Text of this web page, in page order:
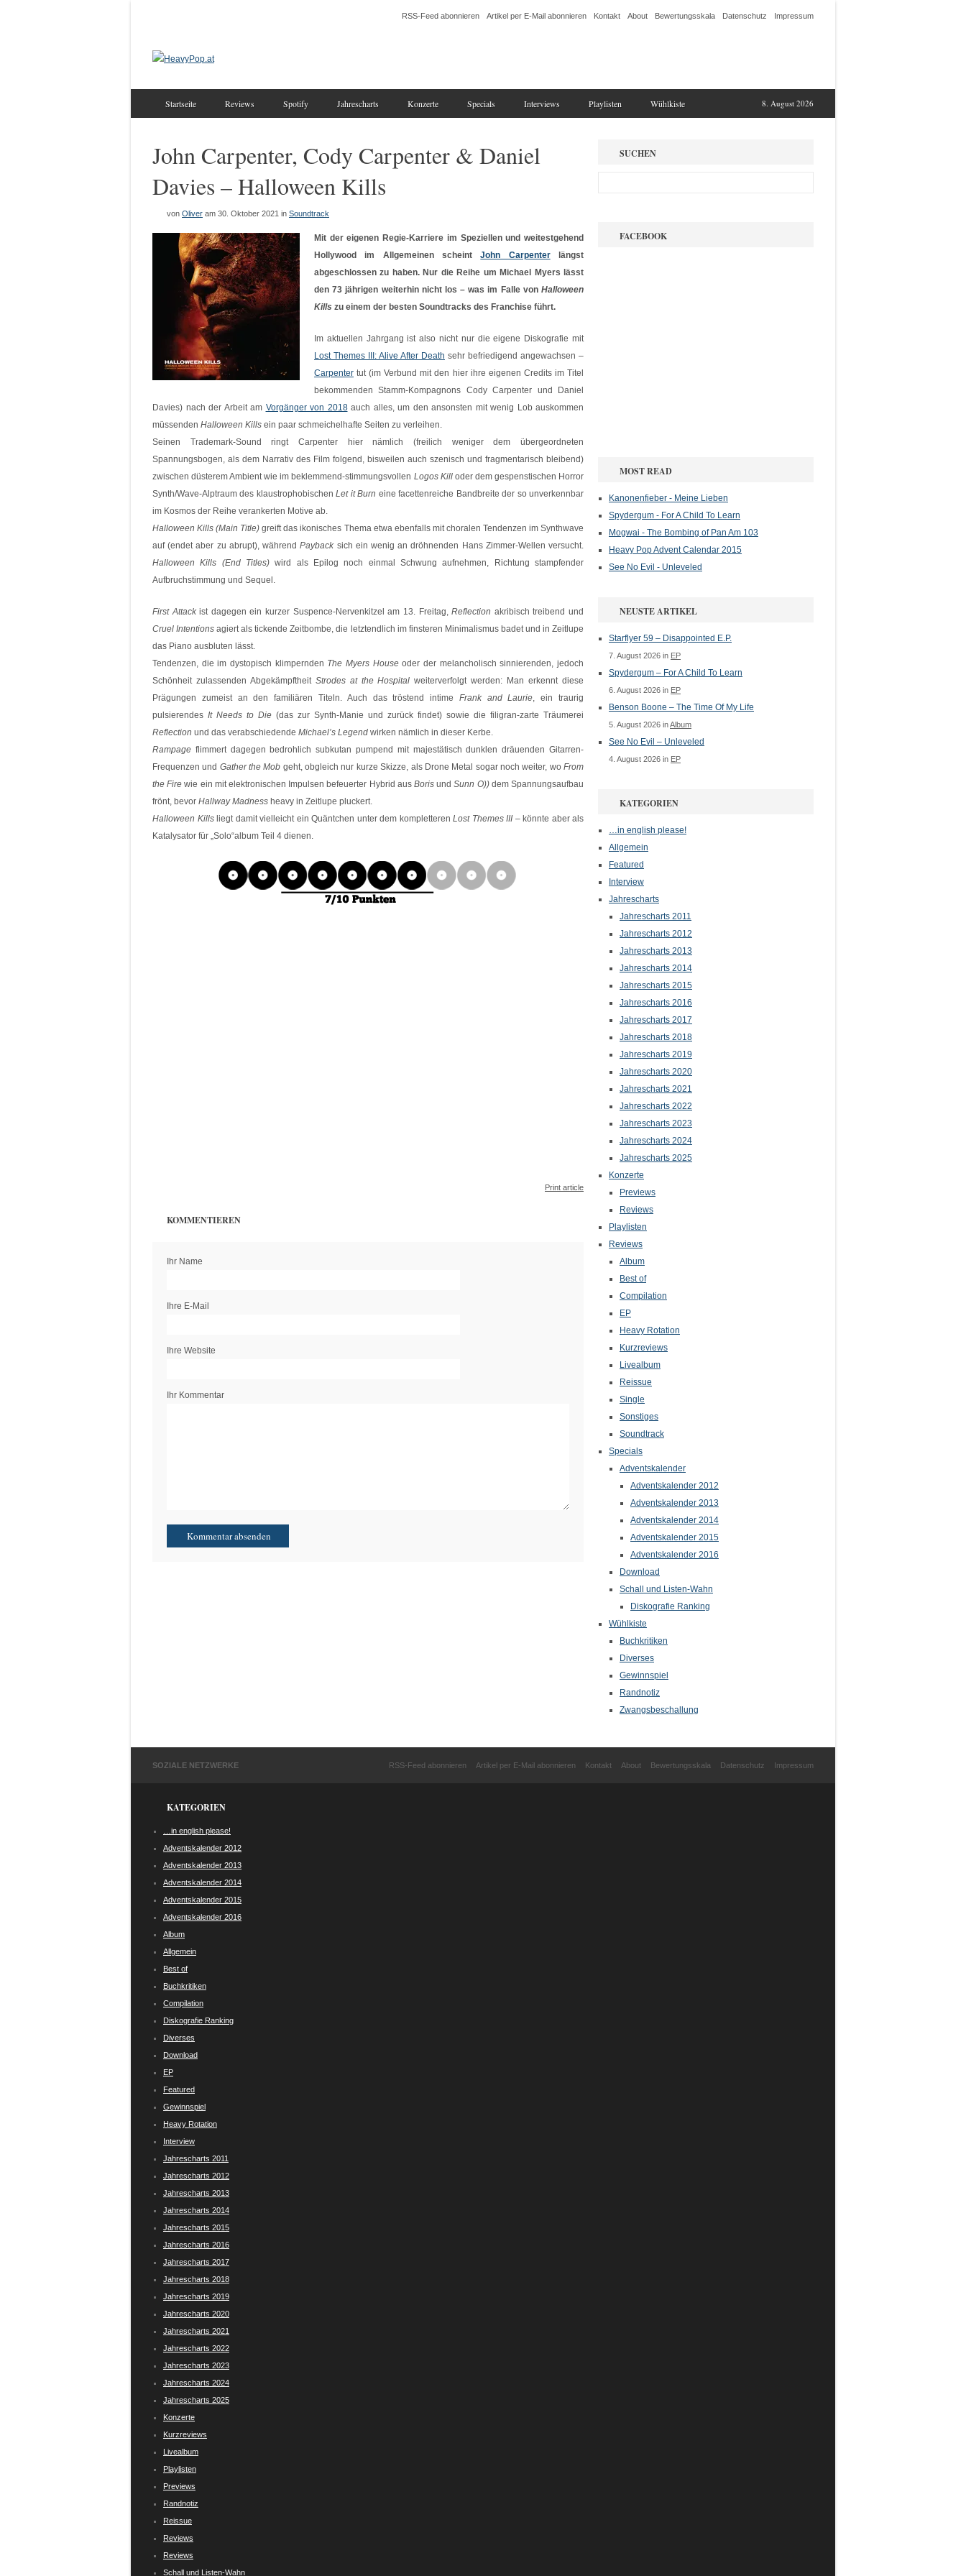
RSS-Feed abonnieren Artikel per E-Mail abonnieren Kontakt About Bewertungsskala Datenschutz Impressum
8. August 2026
Startseite Reviews Spotify Jahrescharts Konzerte Specials Interviews Playlisten Wühlkiste
John Carpenter, Cody Carpenter & Daniel
Davies – Halloween Kills
von Oliver am 30. Oktober 2021 in Soundtrack
Mit der eigenen Regie-Karriere im Speziellen und weitestgehend
Hollywood im Allgemeinen scheintJohn Carpenterlängst
abgeschlossen zu haben. Nur die Reihe um Michael Myers lässt
den 73 jährigen weiterhin nicht los – was im Falle von Halloween
Kills zu einem der besten Soundtracks des Franchise führt.
Im aktuellen Jahrgang ist also nicht nur die eigene Diskografie mit
Lost Themes III: Alive After Death sehr befriedigend angewachsen –
Carpenter tut (im Verbund mit den hier ihre eigenen Credits im Titel
bekommenden Stamm-Kompagnons Cody Carpenter und Daniel
Davies) nach der Arbeit am Vorgänger von 2018auch alles, um den ansonsten mit wenig Lob auskommen
müssenden Halloween Kills ein paar schmeichelhafte Seiten zu verleihen.
Seinen Trademark-Sound ringt Carpenter hier nämlich (freilich weniger dem übergeordneten
Spannungsbogen, als dem Narrativ des Film folgend, bisweilen auch szenisch und fragmentarisch bleibend)
zwischen düsterem Ambient wie im beklemmend-stimmungsvollen Logos Killoder dem gespenstischen Horror
Synth/Wave-Alptraum des klaustrophobischen Let it Burn eine facettenreiche Bandbreite der so unverkennbar
im Kosmos der Reihe verankerten Motive ab.
Halloween Kills (Main Title) greift das ikonisches Thema etwa ebenfalls mit choralen Tendenzen im Synthwave
auf (endet aber zu abrupt), währendPayback sich ein wenig an dröhnenden Hans Zimmer-Wellen versucht.
Halloween Kills (End Titles) wird als Epilog noch einmal Schwung aufnehmen, Richtung stampfender
Aufbruchstimmung und Sequel.
First Attackist dagegen ein kurzer Suspence-Nervenkitzel am 13. Freitag,Reflection akribisch treibend und
Cruel Intentions agiert als tickende Zeitbombe, die letztendlich im finsteren Minimalismus badet und in Zeitlupe
das Piano ausbluten lässt.
Tendenzen, die im dystopisch klimpernden The Myers Houseoder der melancholisch sinnierenden, jedoch
Schönheit zulassenden Abgekämpftheit Strodes at the Hospital weiterverfolgt werden: Man erkennt diese
Prägungen zumeist an den familiären Titeln. Auch das tröstend intime Frank and Laurie, ein traurig
pulsierendes It Needs to Die (das zur Synth-Manie und zurück findet) sowie die filigran-zarte Träumerei
Reflection und das verabschiedende Michael’s Legend wirken nämlich in dieser Kerbe.
Rampage flimmert dagegen bedrohlich subkutan pumpend mit majestätisch dunklen dräuenden Gitarren-
Frequenzen und Gather the Mob geht, obgleich nur kurze Skizze, als Drone Metal sogar noch weiter, woFrom
the Fire wie ein mit elektronischen Impulsen befeuerter Hybrid ausBoris undSunn O))dem Spannungsaufbau
frönt, bevor Hallway Madness heavy in Zeitlupe pluckert.
Halloween Killsliegt damit vielleicht ein Quäntchen unter dem kompletteren Lost Themes III – könnte aber als
Katalysator für „Solo“album Teil 4 dienen.
Print article
KOMMENTIEREN
Ihr Name
Ihre E-Mail
Ihre Website
Ihr Kommentar
SUCHEN
FACEBOOK
MOST READ
Kanonenfieber - Meine Lieben
Spydergum - For A Child To Learn
Mogwai - The Bombing of Pan Am 103
Heavy Pop Advent Calendar 2015
See No Evil - Unleveled
NEUSTE ARTIKEL
Starflyer 59 – Disappointed E.P.
7. August 2026 in EP
Spydergum – For A Child To Learn
6. August 2026 in EP
Benson Boone – The Time Of My Life
5. August 2026 inAlbum
See No Evil – Unleveled
4. August 2026 in EP
KATEGORIEN
…in english please!
Allgemein
Featured
Interview
Jahrescharts
Jahrescharts 2011
Jahrescharts 2012
Jahrescharts 2013
Jahrescharts 2014
Jahrescharts 2015
Jahrescharts 2016
Jahrescharts 2017
Jahrescharts 2018
Jahrescharts 2019
Jahrescharts 2020
Jahrescharts 2021
Jahrescharts 2022
Jahrescharts 2023
Jahrescharts 2024
Jahrescharts 2025
Konzerte
Previews
Reviews
Playlisten
Reviews
Album
Best of
Compilation
EP
Heavy Rotation
Kurzreviews
Livealbum
Reissue
Single
Sonstiges
Soundtrack
Specials
Adventskalender
Adventskalender 2012
Adventskalender 2013
Adventskalender 2014
Adventskalender 2015
Adventskalender 2016
Download
Schall und Listen-Wahn
Diskografie Ranking
Wühlkiste
Buchkritiken
Diverses
Gewinnspiel
Randnotiz
Zwangsbeschallung
SOZIALE NETZWERKE RSS-Feed abonnieren Artikel per E-Mail abonnieren Kontakt About Bewertungsskala Datenschutz Impressum
KATEGORIEN
…in english please!
Adventskalender 2012
Adventskalender 2013
Adventskalender 2014
Adventskalender 2015
Adventskalender 2016
Album
Allgemein
Best of
Buchkritiken
Compilation
Diskografie Ranking
Diverses
Download
EP
Featured
Gewinnspiel
Heavy Rotation
Interview
Jahrescharts 2011
Jahrescharts 2012
Jahrescharts 2013
Jahrescharts 2014
Jahrescharts 2015
Jahrescharts 2016
Jahrescharts 2017
Jahrescharts 2018
Jahrescharts 2019
Jahrescharts 2020
Jahrescharts 2021
Jahrescharts 2022
Jahrescharts 2023
Jahrescharts 2024
Jahrescharts 2025
Konzerte
Kurzreviews
Livealbum
Playlisten
Previews
Randnotiz
Reissue
Reviews
Reviews
Schall und Listen-Wahn